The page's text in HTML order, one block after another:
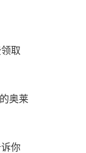
取
奥莱
你